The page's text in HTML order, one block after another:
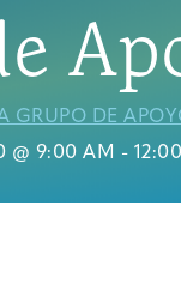
We Serve
GRUPO DE
@ 9:00 AM -